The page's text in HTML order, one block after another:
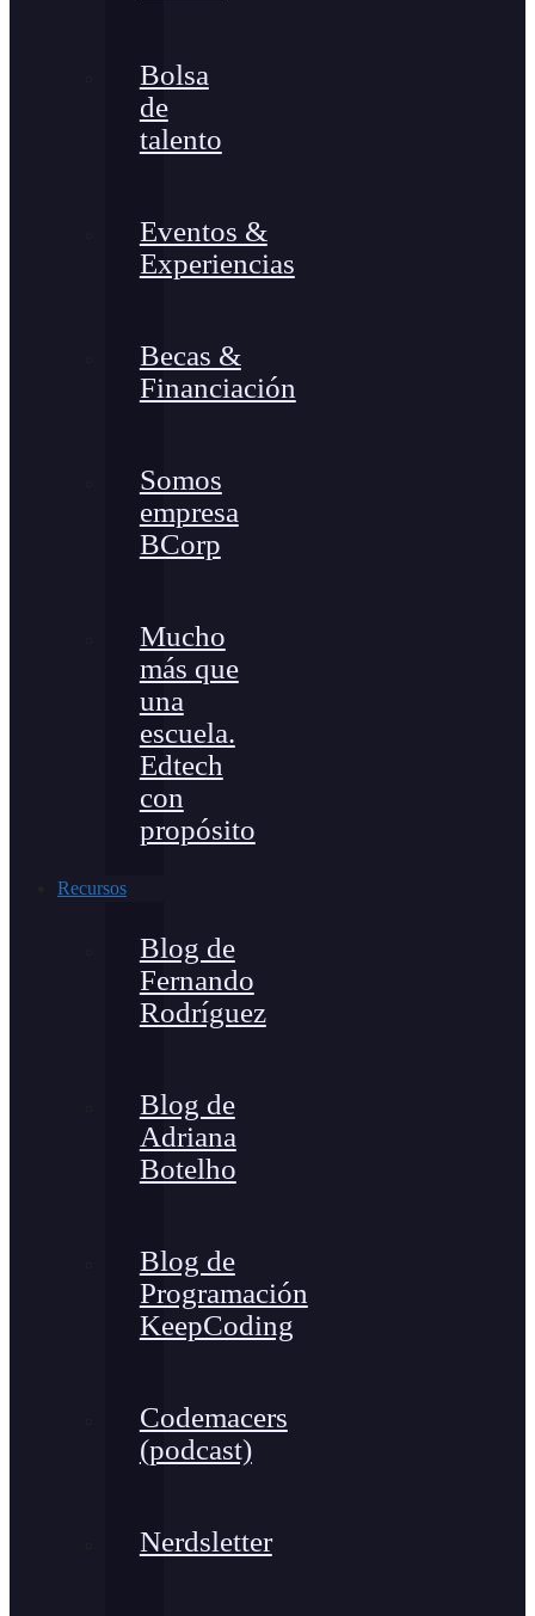
Bolsa
de
talento
Eventos &
Experiencias
Becas &
Financiación
Somos
empresa
BCorp
Mucho
más que
una
escuela.
Edtech
con
propósito
Recursos
Blog de
Fernando
Rodríguez
Blog de
Adriana
Botelho
Blog de
Programación
KeepCoding
Codemacers
(podcast)
Nerdsletter